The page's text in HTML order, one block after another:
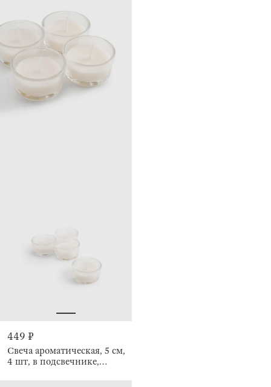
449 ₽
Свеча ароматическая, 5 см,
4 шт, в подсвечнике,